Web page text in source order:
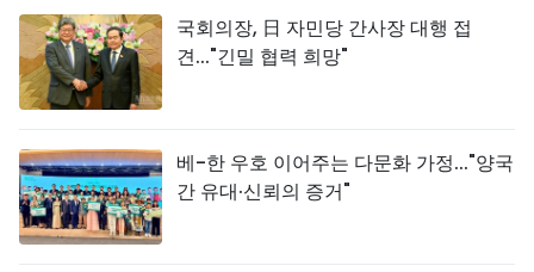
국회의장, 日 자민당 간사장 대행 접
견..."긴밀 협력 희망"
베-한 우호 이어주는 다문화 가정..."양국
간 유대·신뢰의 증거"